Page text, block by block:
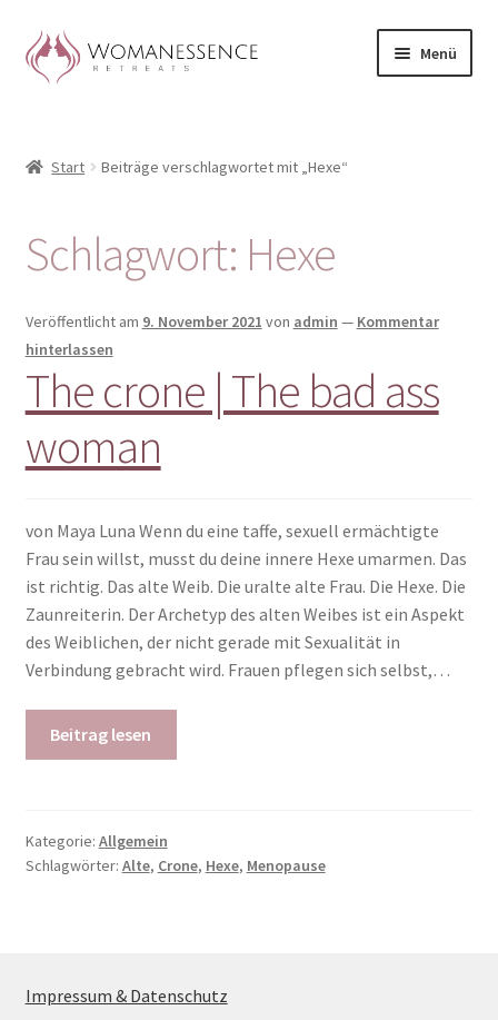
Zur
Navigation
Zum
Inhalt
Menü
Blog
Shop / Retreats im Allgäu
Woman-Circle
Erfahrungen
Warenkorb
Start Beiträge verschlagwortet mit „Hexe“
Schlagwort: Hexe
Veröffentlicht am 9. November 2021 von admin — Kommentar
hinterlassen
The crone | The bad ass
woman
von Maya Luna Wenn du eine taffe, sexuell ermächtigte
Frau sein willst, musst du deine innere Hexe umarmen. Das
ist richtig. Das alte Weib. Die uralte alte Frau. Die Hexe. Die
Zaunreiterin. Der Archetyp des alten Weibes ist ein Aspekt
des Weiblichen, der nicht gerade mit Sexualität in
Verbindung gebracht wird. Frauen pflegen sich selbst,…
Beitrag lesen
Kategorie: Allgemein
Schlagwörter: Alte, Crone, Hexe, Menopause
Impressum & Datenschutz